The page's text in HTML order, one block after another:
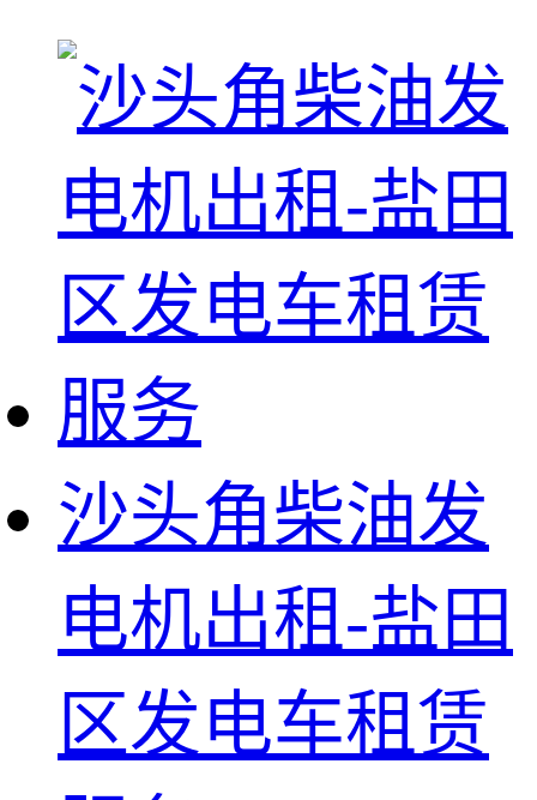
沙头角柴油发
电机出租-盐田
区发电车租赁